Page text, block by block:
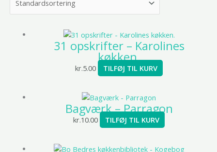
31 opskrifter – Karolines
køkken.
kr.5.00 TILFØJ TIL KURV
Bagværk – Parragon
kr.10.00 TILFØJ TIL KURV